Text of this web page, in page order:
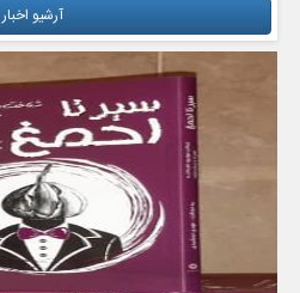
آرشیو اخبار